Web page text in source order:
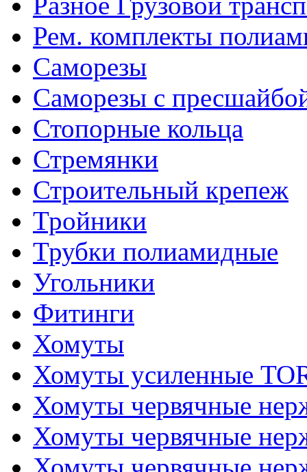
Рем. комплекты
Саморезы
Саморезы с
Стопорные кольца
Стремянки
Строительный крепеж
Тройники
Трубки полиамидные
Угольники
Фитинги
Хомуты
Хомуты усиленные
Хомуты червячные
Хомуты червячные